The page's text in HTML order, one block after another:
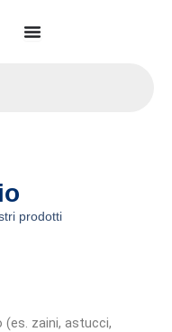
prodotti
zaini, astucci,